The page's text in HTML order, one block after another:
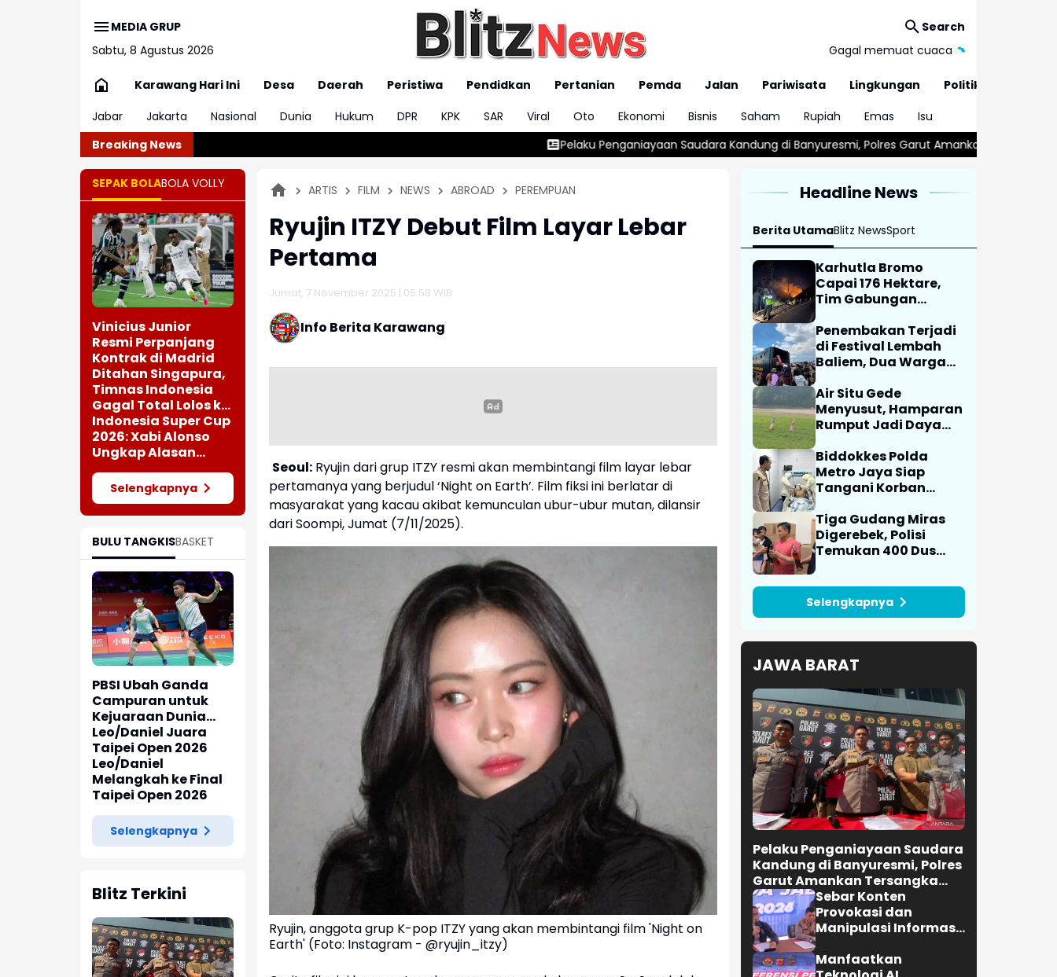
MEDIA GRUP
Sabtu, 8 Agustus 2026
Search
Gagal memuat cuaca
Karawang Hari Ini Desa Daerah Peristiwa Pendidkan Pertanian Pemda Jalan Pariwisata Lingkungan
Politik
Jabar
Jakarta Nasional Dunia Hukum DPR KPK SAR Viral Oto Ekonomi Bisnis Saham Rupiah Emas
Isu
Breaking News
Pelaku Penganiayaan Saudara Kandung di Banyuresmi, Polres Garut Amankan Tersangka Kurang dari 24 Jam
SEPAK BOLABOLA VOLLY
Vinicius Junior
Resmi Perpanjang
Kontrak di Madrid
Ditahan Singapura,
Timnas Indonesia
Gagal Total Lolos ke
Semifinal AFF 2026
Indonesia Super Cup
2026: Xabi Alonso
Ungkap Alasan
Chelsea Datang ke
Tanah Air
Selengkapnya
BULU TANGKISBASKET
PBSI Ubah Ganda
Campuran untuk
Kejuaraan Dunia
2026
Leo/Daniel Juara
Taipei Open 2026
Leo/Daniel
Melangkah ke Final
Taipei Open 2026
Selengkapnya
Blitz Terkini
ARTIS FILM NEWS ABROAD PEREMPUAN
Ryujin ITZY Debut Film Layar Lebar
Pertama
Jumat, 7 November 2025 | 05:58 WIB
Info Berita Karawang
Seoul: Ryujin dari grup ITZY resmi akan membintangi film layar lebar
pertamanya yang berjudul ‘Night on Earth’. Film fiksi ini berlatar di
masyarakat yang kacau akibat kemunculan ubur-ubur mutan, dilansir
dari Soompi, Jumat (7/11/2025).
Ryujin, anggota grup K-pop ITZY yang akan membintangi film 'Night on
Earth' (Foto: Instagram - @ryujin_itzy)
Headline News
Berita UtamaBlitz NewsSport
Karhutla Bromo
Capai 176 Hektare,
Tim Gabungan
Penembakan Terjadi
di Festival Lembah
Baliem, Dua Warga
Air Situ Gede
Menyusut, Hamparan
Rumput Jadi Daya
Biddokkes Polda
Metro Jaya Siap
Tangani Korban
Bapenda
Tiga Gudang Miras
Digerebek, Polisi
Temukan 400 Dus
Kosong
Selengkapnya
JAWA BARAT
Pelaku Penganiayaan Saudara
Kandung di Banyuresmi, Polres
Garut Amankan Tersangka
Kurang dari 24 Jam
Sebar Konten
Provokasi dan
Manipulasi Informasi
Jabar Ringkus Dua
Manfaatkan